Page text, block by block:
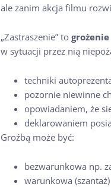
ale zanim akcja filmu
„Zastraszenie” to grożenie
w sytuacji przez nią
techniki
pozornie niewinne
opowiadaniem, że
deklarowaniem
Groźbą może być:
bezwarunkowa np.
warunkowa (szantaż)